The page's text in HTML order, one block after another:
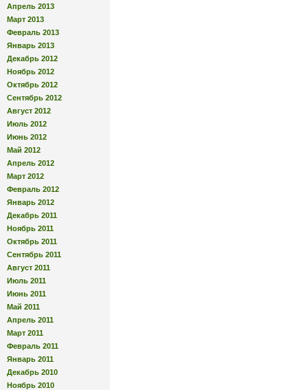
Апрель 2013
Март 2013
Февраль 2013
Январь 2013
Декабрь 2012
Ноябрь 2012
Октябрь 2012
Сентябрь 2012
Август 2012
Июль 2012
Июнь 2012
Май 2012
Апрель 2012
Март 2012
Февраль 2012
Январь 2012
Декабрь 2011
Ноябрь 2011
Октябрь 2011
Сентябрь 2011
Август 2011
Июль 2011
Июнь 2011
Май 2011
Апрель 2011
Март 2011
Февраль 2011
Январь 2011
Декабрь 2010
Ноябрь 2010